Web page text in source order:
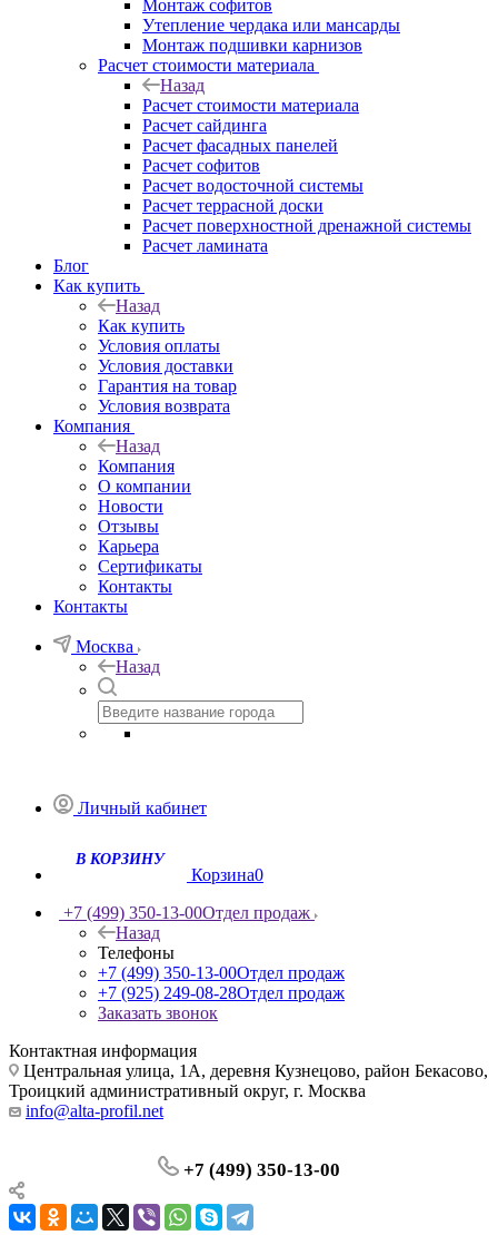
Монтаж софитов
Утепление чердака или мансарды
Монтаж подшивки карнизов
Расчет стоимости материала
Назад
Расчет стоимости материала
Расчет сайдинга
Расчет фасадных панелей
Расчет софитов
Расчет водосточной системы
Расчет террасной доски
Расчет поверхностной дренажной системы
Расчет ламината
Блог
Как купить
Назад
Как купить
Условия оплаты
Условия доставки
Гарантия на товар
Условия возврата
Компания
Назад
Компания
О компании
Новости
Отзывы
Карьера
Сертификаты
Контакты
Контакты
Москва
Назад
Личный кабинет
Корзина0
+7 (499) 350-13-00Отдел продаж
Назад
Телефоны
+7 (499) 350-13-00Отдел продаж
+7 (925) 249-08-28Отдел продаж
Заказать звонок
Контактная информация
Центральная улица, 1А, деревня Кузнецово, район Бекасово,
Троицкий административный округ, г. Москва
info@alta-profil.net
+7 (499) 350-13-00